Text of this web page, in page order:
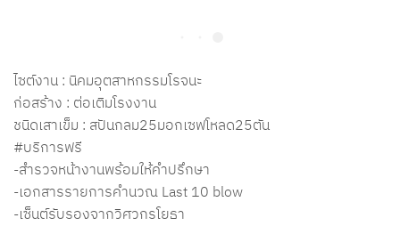
ไซต์งาน : นิคมอุตสาหกรรมโรจนะ
ก่อสร้าง : ต่อเติมโรงงาน
ชนิดเสาเข็ม : สปันกลม25มอกเซฟโหลด25ตัน
#บริการฟรี
-สำรวจหน้างานพร้อมให้คำปรึกษา
-เอกสารรายการคำนวณ Last 10 blow
-เซ็นต์รับรองจากวิศวกรโยธา